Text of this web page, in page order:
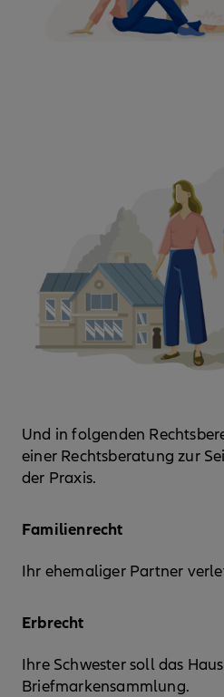
Und in folgenden
einer Rechtsberatung zur
der Praxis.
Familienrecht
Ihr ehemaliger Partner
Erbrecht
Ihre Schwester soll das
Briefmarkensammlung.